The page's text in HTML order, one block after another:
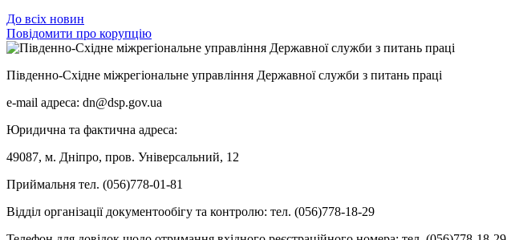
До всіх новин
Повідомити про корупцію
Південно-Східне міжрегіональне управління Державної служби з питань праці
e-mail адреса: dn@dsp.gov.ua
Юридична та фактична адреса:
49087, м. Дніпро, пров. Універсальний, 12
Приймальня тел. (056)778-01-81
Відділ організації документообігу та контролю: тел. (056)778-18-29